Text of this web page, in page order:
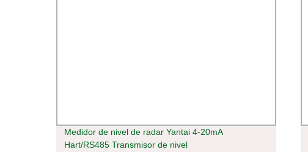
Medidor de nivel de radar Yantai 4-20mA
Hart/RS485 Transmisor de nivel